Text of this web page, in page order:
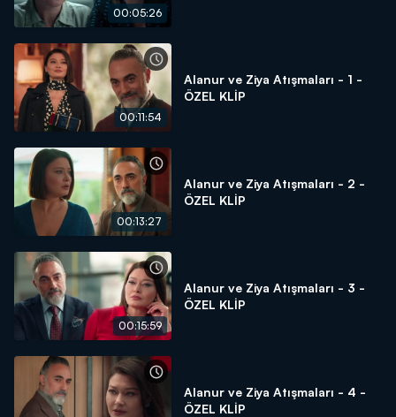
00:05:26
00:11:54
Alanur ve Ziya Atışmaları - 1 -
ÖZEL KLİP
00:13:27
Alanur ve Ziya Atışmaları - 2 -
ÖZEL KLİP
00:15:59
Alanur ve Ziya Atışmaları - 3 -
ÖZEL KLİP
Alanur ve Ziya Atışmaları - 4 -
ÖZEL KLİP